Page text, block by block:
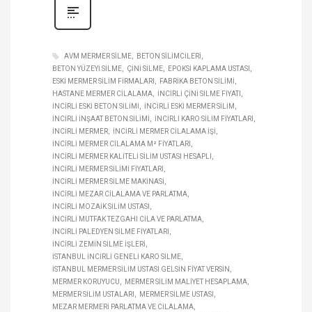
AVM MERMER SILME
BETON SILIMCILERI
BETON YÜZEYI SILME
ÇINI SILME
EPOKSI KAPLAMA USTASI
ESKI MERMER SILIM FIRMALARI
FABRIKA BETON SILIMI
HASTANE MERMER CILALAMA
İNCIRLI ÇINI SILME FIYATI
İNCIRLI ESKI BETON SILIMI
İNCIRLI ESKI MERMER SILIM
İNCIRLI INŞAAT BETON SILIMI
İNCIRLI KARO SILIM FIYATLARI
İNCIRLI MERMER
İNCIRLI MERMER CILALAMA IŞI
İNCIRLI MERMER CILALAMA M² FIYATLARI
İNCIRLI MERMER KALITELI SILIM USTASI HESAPLI
İNCIRLI MERMER SILIMI FIYATLARI
İNCIRLI MERMER SILME MAKINASI
İNCIRLI MEZAR CILALAMA VE PARLATMA
İNCIRLI MOZAIK SILIM USTASI
İNCIRLI MUTFAK TEZGAHI CILA VE PARLATMA
İNCIRLI PALEDYEN SILME FIYATLARI
İNCIRLI ZEMIN SILME IŞLERI
İSTANBUL İNCIRLI GENELI KARO SILME
İSTANBUL MERMER SILIM USTASI GELSIN FIYAT VERSIN
MERMER KORUYUCU
MERMER SILIM MALIYET HESAPLAMA
MERMER SILIM USTALARI
MERMER SILME USTASI
MEZAR MERMERI PARLATMA VE CILALAMA